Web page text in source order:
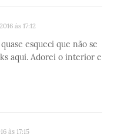
às 17:12
esqueci que não se
aqui. Adorei o interior e
às 17:15